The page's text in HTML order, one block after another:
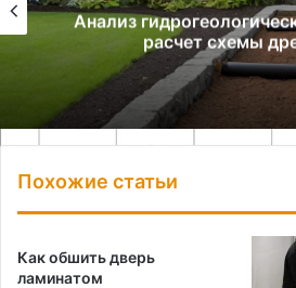
Анализ
расчет схемы
Похожие статьи
Как обшить дверь
ламинатом